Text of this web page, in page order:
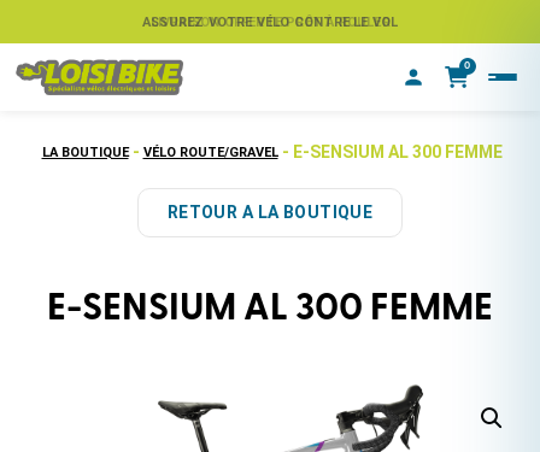
LIVRAISON OFFERTE PRÊT À ROULER
ASSUREZ VOTRE VÉLO CONTRE LE VOL
0
LA BOUTIQUE - VÉLO ROUTE/GRAVEL - E-SENSIUM AL 300 FEMME
RETOUR A LA BOUTIQUE
E-SENSIUM AL 300 FEMME